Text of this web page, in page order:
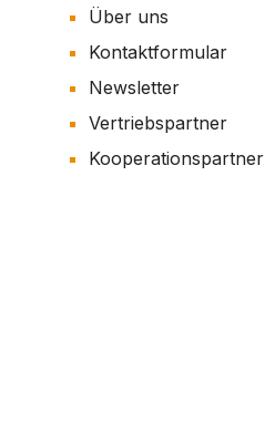
Über uns
Kontaktformular
Newsletter
Vertriebspartner
Kooperationspartner